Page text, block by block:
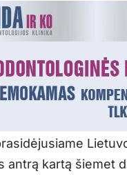
antrą kartą šiemet